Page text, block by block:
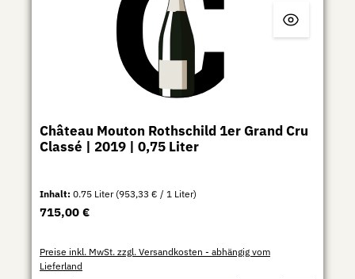
Château Mouton Rothschild 1er Grand Cru
Classé | 2019 | 0,75 Liter
Inhalt:0.75 Liter (953,33 € / 1 Liter)
Regulärer Preis:
715,00 €
Preise inkl. MwSt. zzgl. Versandkosten - abhängig vom
Lieferland